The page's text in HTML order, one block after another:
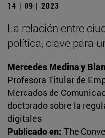
14 | 09 | 2023
La relación entre
política, clave para
Mercedes Medina y
Profesora Titular de
Mercados de
doctorado sobre la
digitales
Publicado en: The